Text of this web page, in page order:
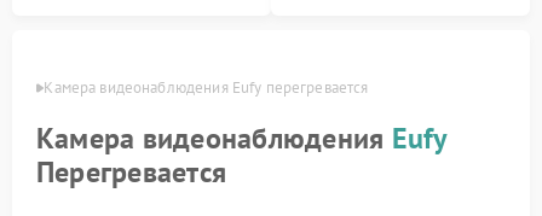
Камера видеонаблюдения Eufy перегревается
Камера видеонаблюдения Eufy
Перегревается